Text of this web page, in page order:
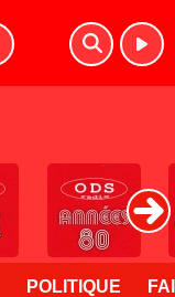
POLITIQUE